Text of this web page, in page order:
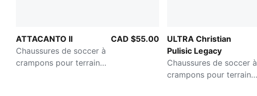
ATTACANTO II
Chaussures de soccer à
crampons pour terrain
CAD $55.00
ULTRA Christian
Pulisic Legacy
Chaussures de soccer à
crampons pour terrain